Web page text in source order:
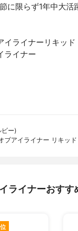
に限らず1年中大活
イライナーリキッド
ライナー
ビー)
ブアイライナー リキッド
ライナーおすす